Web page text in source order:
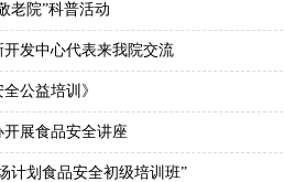
老院”科普活动
发中心代表来我院交流
公益培训》
展食品安全讲座
计划食品安全初级培训班”